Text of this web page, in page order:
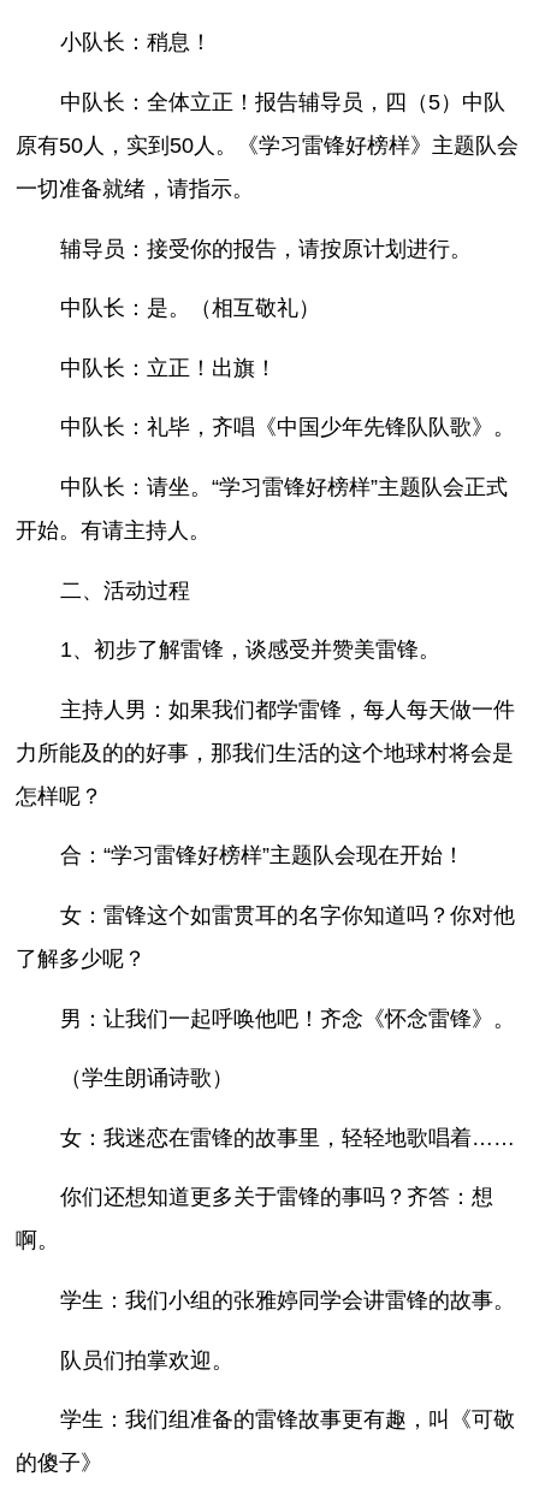
小队长：稍息！
中队长：全体立正！报告辅导员，四（5）中队
原有50人，实到50人。《学习雷锋好榜样》主题队会
一切准备就绪，请指示。
辅导员：接受你的报告，请按原计划进行。
中队长：是。（相互敬礼）
中队长：立正！出旗！
中队长：礼毕，齐唱《中国少年先锋队队歌》。
中队长：请坐。“学习雷锋好榜样”主题队会正式
开始。有请主持人。
二、活动过程
1、初步了解雷锋，谈感受并赞美雷锋。
主持人男：如果我们都学雷锋，每人每天做一件
力所能及的的好事，那我们生活的这个地球村将会是
怎样呢？
合：“学习雷锋好榜样”主题队会现在开始！
女：雷锋这个如雷贯耳的名字你知道吗？你对他
了解多少呢？
男：让我们一起呼唤他吧！齐念《怀念雷锋》。
（学生朗诵诗歌）
女：我迷恋在雷锋的故事里，轻轻地歌唱着……
你们还想知道更多关于雷锋的事吗？齐答：想
啊。
学生：我们小组的张雅婷同学会讲雷锋的故事。
队员们拍掌欢迎。
学生：我们组准备的雷锋故事更有趣，叫《可敬
的傻子》